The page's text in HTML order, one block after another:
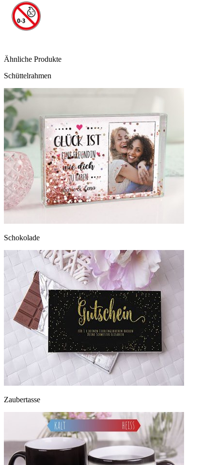
Ähnliche Produkte
Schüttelrahmen
Schokolade
Zaubertasse